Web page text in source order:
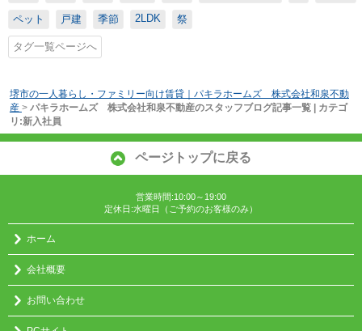
ペット 戸建 季節 2LDK 祭
タグ一覧ページへ
堺市の一人暮らし・ファミリー向け賃貸｜パキラホームズ 株式会社和泉不動
産 > パキラホームズ 株式会社和泉不動産のスタッフブログ記事一覧 | カテゴ
リ:新入社員
ページトップに戻る
営業時間:10:00～19:00
定休日:水曜日（ご予約のお客様のみ）
ホーム
会社概要
お問い合わせ